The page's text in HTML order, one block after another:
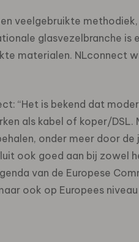
veelgebruikte
glasvezelbranche is
materialen. NLconnect
“Het is bekend dat
als kabel of koper/DSL.
onder meer door
ook goed aan bij zowel
van de Europese
ook op Europees